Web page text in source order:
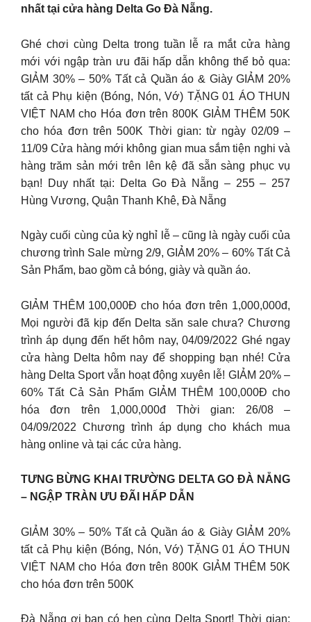
nhất tại cửa hàng Delta Go Đà Nẵng.
Ghé chơi cùng Delta trong tuần lễ ra mắt cửa hàng
mới với ngập tràn ưu đãi hấp dẫn không thể bỏ qua:
GIẢM 30% – 50% Tất cả Quần áo & Giày GIẢM 20%
tất cả Phụ kiện (Bóng, Nón, Vớ) TẶNG 01 ÁO THUN
VIỆT NAM cho Hóa đơn trên 800K GIẢM THÊM 50K
cho hóa đơn trên 500K Thời gian: từ ngày 02/09 –
11/09 Cửa hàng mới không gian mua sắm tiện nghi và
hàng trăm sản mới trên lên kệ đã sẵn sàng phục vụ
bạn! Duy nhất tại: Delta Go Đà Nẵng – 255 – 257
Hùng Vương, Quận Thanh Khê, Đà Nẵng
Ngày cuối cùng của kỳ nghỉ lễ – cũng là ngày cuối của
chương trình Sale mừng 2/9, GIẢM 20% – 60% Tất Cả
Sản Phẩm, bao gồm cả bóng, giày và quần áo.
GIẢM THÊM 100,000Đ cho hóa đơn trên 1,000,000đ,
Mọi người đã kịp đến Delta săn sale chưa? Chương
trình áp dụng đến hết hôm nay, 04/09/2022 Ghé ngay
cửa hàng Delta hôm nay để shopping bạn nhé! Cửa
hàng Delta Sport vẫn hoạt động xuyên lễ! GIẢM 20% –
60% Tất Cả Sản Phẩm GIẢM THÊM 100,000Đ cho
hóa đơn trên 1,000,000đ Thời gian: 26/08 –
04/09/2022 Chương trình áp dụng cho khách mua
hàng online và tại các cửa hàng.
TƯNG BỪNG KHAI TRƯỜNG DELTA GO ĐÀ NẴNG
– NGẬP TRÀN ƯU ĐÃI HẤP DẪN
GIẢM 30% – 50% Tất cả Quần áo & Giày GIẢM 20%
tất cả Phụ kiện (Bóng, Nón, Vớ) TẶNG 01 ÁO THUN
VIỆT NAM cho Hóa đơn trên 800K GIẢM THÊM 50K
cho hóa đơn trên 500K
Đà Nẵng ơi bạn có hẹn cùng Delta Sport! Thời gian: